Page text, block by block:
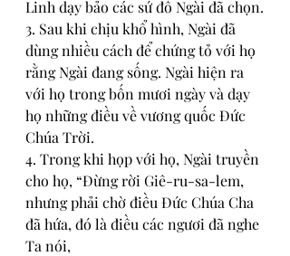
Linh dạy bảo các sứ đồ Ngài đã chọn.
3. Sau khi chịu khổ hình, Ngài đã
dùng nhiều cách để chứng tỏ với họ
rằng Ngài đang sống. Ngài hiện ra
với họ trong bốn mươi ngày và dạy
họ những điều về vương quốc Ðức
Chúa Trời.
4. Trong khi họp với họ, Ngài truyền
cho họ, “Ðừng rời Giê-ru-sa-lem,
nhưng phải chờ điều Ðức Chúa Cha
đã hứa, đó là điều các ngươi đã nghe
Ta nói,